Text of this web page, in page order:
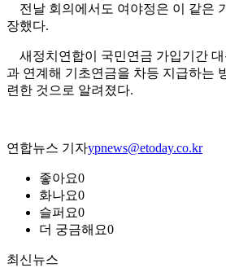
전날 회의에서도 여야정은 이 같은
장했다.
새정치연합이 국민연금 가입기간
과 연계해 기초연금을 차등 지급하는
련한 것으로 알려졌다.
연합뉴스 기자ypnews@etoday.co.kr
좋아요0
화나요0
슬퍼요0
더 궁금해요0
최신뉴스